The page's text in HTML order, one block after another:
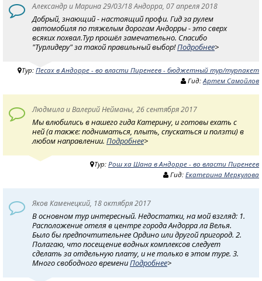
Александр и Марина 29/03/18 Андорра, 07 апреля 2018
Добрый, знающий - настоящий профи. Гид за рулем
автомобиля по тяжелым дорогам Андорры - это сверх
всяких похвал.Тур прошёл замечательно. Спасибо
"Турлидеру" за такой правильный выбор!Подробнее>
Тур: Песах в Андорре - во власти Пиренеев - бюджетный тур/турпакет
Гид:Артем Самойлов
Людмила и Валерий Нейманы, 26 сентября 2017
Мы влюбились в нашего гида Катерину, и готовы ехать с
ней (а также: подниматься, плыть, спускаться и ползти) в
любом направлении. Подробнее>
Тур: Рош ха Шана в Андорре - во власти Пиренеев
Гид: Екатерина Меркулова
Яков Каменецкий, 18 октября 2017
В основном тур интересный. Недостатки, на мой взгляд: 1.
Расположение отеля в центре города Андорра ла Велья.
Было бы предпочтительнее Ордино или другой пригород. 2.
Полагаю, что посещение водных комплексов следует
сделать за отдельную плату, и не только в этом туре. 3.
Много свободного времениПодробнее>